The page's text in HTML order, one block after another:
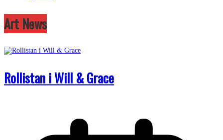
Art News
Rollistan i Will & Grace